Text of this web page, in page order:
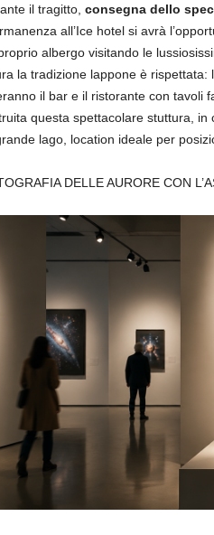
il tragitto, consegna dello
all’Ice hotel si avrà
albergo visitando le
la tradizione lappone è
il bar e il ristorante con tavoli
questa spettacolare stuttura, in
lago, location ideale per
DELLE AURORE CON